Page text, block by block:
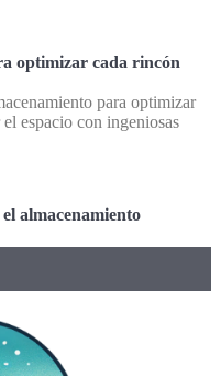
optimizar cada rincón
para optimizar
espacio con ingeniosas
almacenamiento